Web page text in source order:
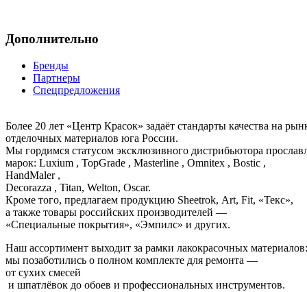
Дополнительно
Бренды
Партнеры
Спецпредложения
Более 20 лет «Центр Красок» задаёт стандарты качества на
отделочных материалов юга России.
Мы гордимся статусом эксклюзивного дистрибьютора
марок: Luxium , TopGrade , Masterline , Omnitex , Bostic ,
HandMaler ,
Decorazza , Titan, Welton, Oscar.
Кроме того, предлагаем продукцию Sheetrok, Art, Fit, «Текс»,
а также товары российских производителей —
«Специальные покрытия», «Эмпилс» и других.
Наш ассортимент выходит за рамки лакокрасочных
мы позаботились о полном комплекте для ремонта —
от сухих смесей
и шпатлёвок до обоев и профессиональных инструментов.